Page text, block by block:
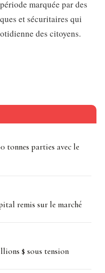
marquée par des
et sécuritaires qui
des citoyens.
tonnes parties avec le
remis sur le marché
$ sous tension